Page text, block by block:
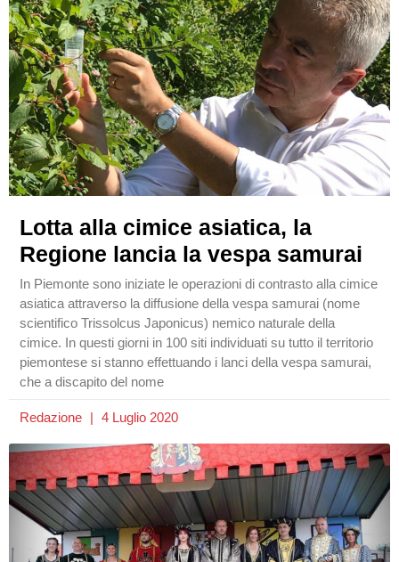
Lotta alla cimice asiatica, la
Regione lancia la vespa samurai
In Piemonte sono iniziate le operazioni di contrasto alla cimice
asiatica attraverso la diffusione della vespa samurai (nome
scientifico Trissolcus Japonicus) nemico naturale della
cimice. In questi giorni in 100 siti individuati su tutto il territorio
piemontese si stanno effettuando i lanci della vespa samurai,
che a discapito del nome
Redazione 4 Luglio 2020